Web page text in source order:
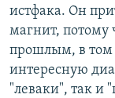
истфака. Он
магнит, потому
прошлым, в том
интересную
"леваки", так и